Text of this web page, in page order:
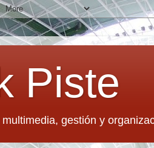
Piste
gestión y